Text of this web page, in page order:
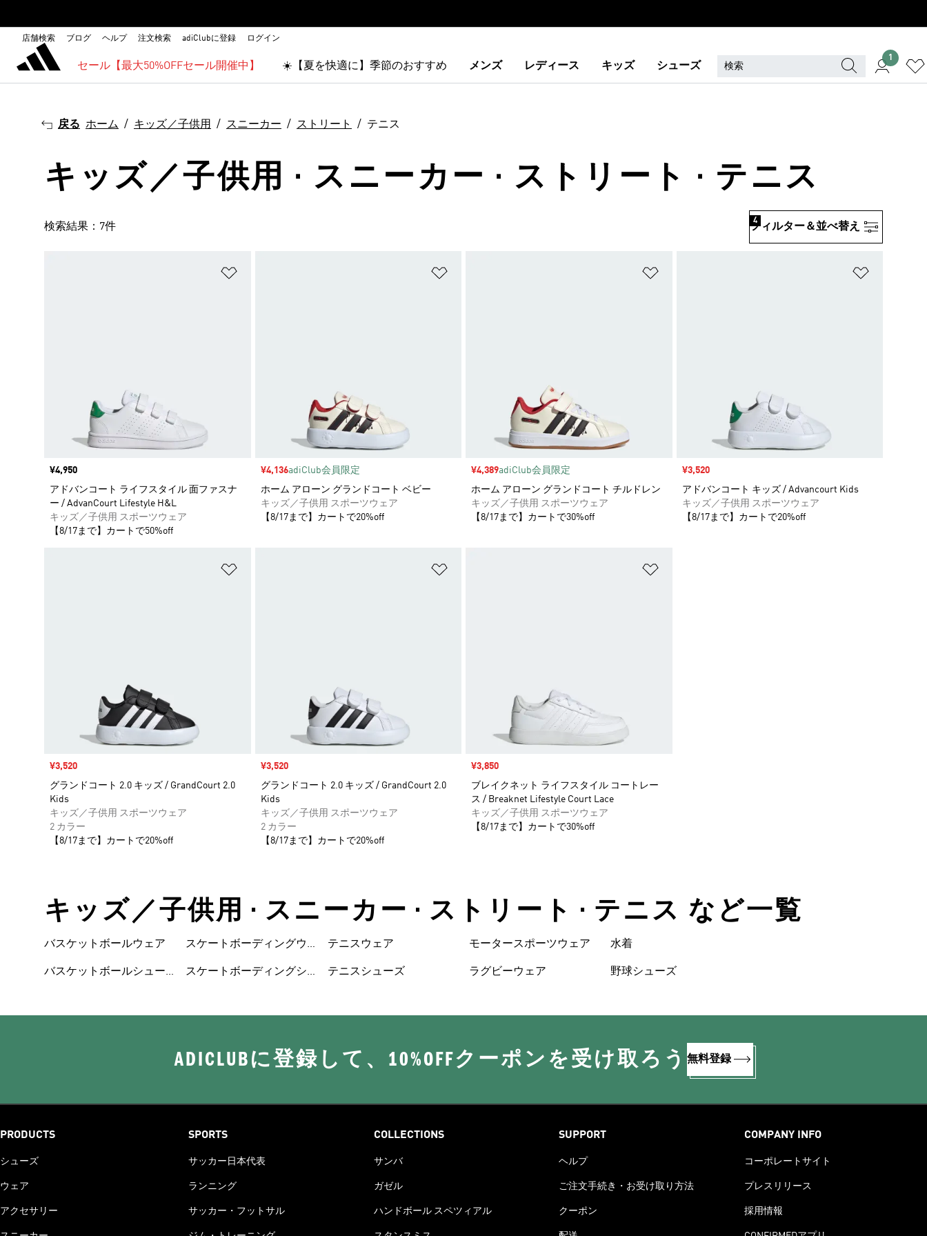
店舗検索 ブログ ヘルプ 注文検索 adiClubに登録 ログイン
セール【最大50%OFFセール開催中】 ☀️【夏を快適に】季節のおすすめ メンズ レディース キッズ シューズ
1
戻る ホーム キッズ／子供用 スニーカー ストリート テニス
キッズ／子供用 · スニーカー · ストリート · テニス
検索結果：7件 フィルター＆並べ替え
4
価格
¥4,950
アドバンコート ライフスタイル 面ファスナ
ー / AdvanCourt Lifestyle H&L
キッズ／子供用 スポーツウェア
【8/17まで】カートで50%off
セール価格
¥4,136adiClub会員限定
ホーム アローン グランドコート ベビー
キッズ／子供用 スポーツウェア
【8/17まで】カートで20%off
セール価格
¥4,389adiClub会員限定
ホーム アローン グランドコート チルドレン
キッズ／子供用 スポーツウェア
【8/17まで】カートで30%off
セール価格
¥3,520
アドバンコート キッズ / Advancourt Kids
キッズ／子供用 スポーツウェア
【8/17まで】カートで20%off
セール価格
¥3,520
グランドコート 2.0 キッズ / GrandCourt 2.0
Kids
キッズ／子供用 スポーツウェア
2 カラー
【8/17まで】カートで20%off
セール価格
¥3,520
グランドコート 2.0 キッズ / GrandCourt 2.0
Kids
キッズ／子供用 スポーツウェア
2 カラー
【8/17まで】カートで20%off
セール価格
¥3,850
ブレイクネット ライフスタイル コートレー
ス / Breaknet Lifestyle Court Lace
キッズ／子供用 スポーツウェア
【8/17まで】カートで30%off
キッズ／子供用 • スニーカー • ストリート • テニス など一覧
バスケットボールウェア
バスケットボールシュー
ズ
スケートボーディングウ
スケートボーディングシ
ューズ
テニスウェア
テニスシューズ
モータースポーツウェア
ラグビーウェア
水着
野球シューズ
ADICLUBに登録して、10%OFFクーポンを受け取ろう 無料登録
PRODUCTS
シューズ
ウェア
アクセサリー
SPORTS
サッカー日本代表
ランニング
サッカー・フットサル
COLLECTIONS
サンバ
ガゼル
ハンドボール スペツィアル
SUPPORT
ヘルプ
ご注文手続き・お受け取り方法
クーポン
COMPANY INFO
コーポレートサイト
プレスリリース
採用情報